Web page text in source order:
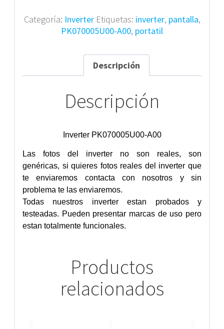
Categoría: Inverter Etiquetas: inverter, pantalla,
PK070005U00-A00, portatil
Descripción
Descripción
Inverter PK070005U00-A00
Las fotos del inverter no son reales, son
genéricas, si quieres fotos reales del inverter que
te enviaremos contacta con nosotros y sin
problema te las enviaremos.
Todas nuestros inverter estan probados y
testeadas. Pueden presentar marcas de uso pero
estan totalmente funcionales.
Productos
relacionados